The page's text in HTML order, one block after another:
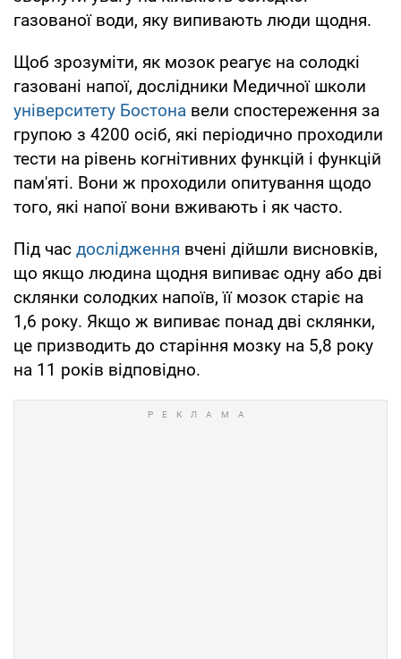
газованої води, яку випивають люди щодня.
Щоб зрозуміти, як мозок реагує на солодкі
газовані напої, дослідники Медичної школи
університету Бостона вели спостереження за
групою з 4200 осіб, які періодично проходили
тести на рівень когнітивних функцій і функцій
пам'яті. Вони ж проходили опитування щодо
того, які напої вони вживають і як часто.
Під час дослідження вчені дійшли висновків,
що якщо людина щодня випиває одну або дві
склянки солодких напоїв, її мозок старіє на
1,6 року. Якщо ж випиває понад дві склянки,
це призводить до старіння мозку на 5,8 року
на 11 років відповідно.